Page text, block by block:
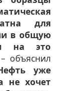
для
в общую
на это
– объяснил
уже
не хочет